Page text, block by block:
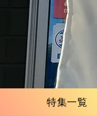
特集一覧